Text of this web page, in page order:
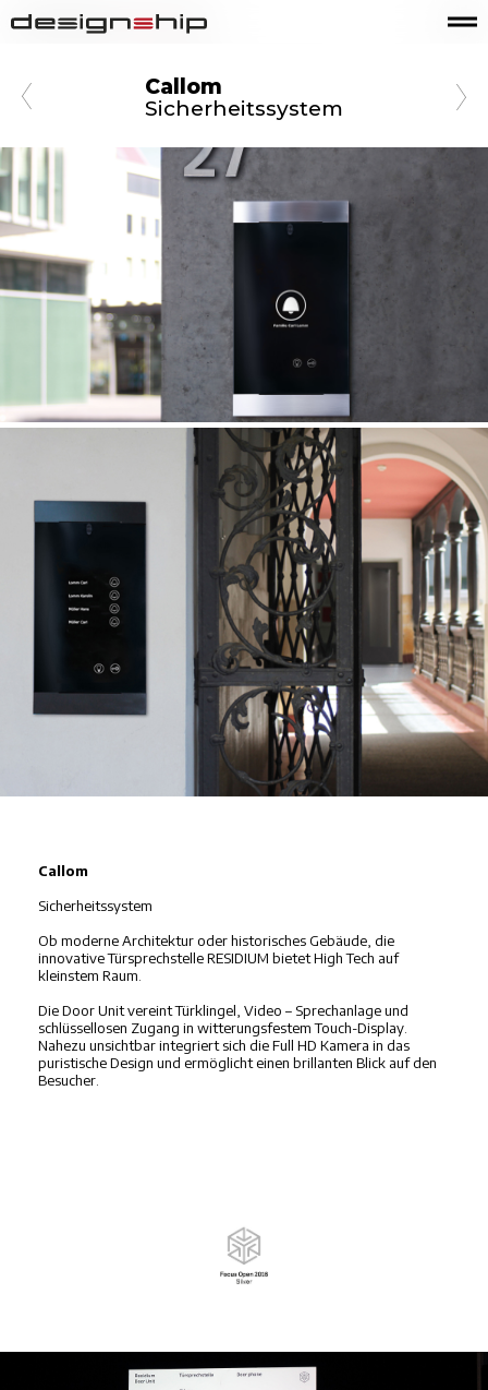
Callom
Sicherheitssystem
Callom
Sicherheitssystem
Ob moderne Architektur oder historisches Gebäude, die
innovative Türsprechstelle RESIDIUM bietet High Tech auf
kleinstem Raum.
Die Door Unit vereint Türklingel, Video – Sprechanlage und
schlüssellosen Zugang in witterungsfestem Touch-Display.
Nahezu unsichtbar integriert sich die Full HD Kamera in das
puristische Design und ermöglicht einen brillanten Blick auf den
Besucher.